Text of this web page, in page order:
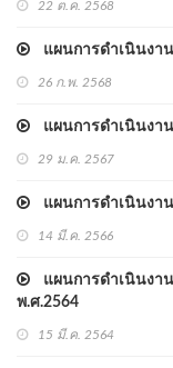
22 ต.ค. 2568
แผนการดำเนินงา
26 ก.พ. 2568
แผนการดำเนินงา
29 ม.ค. 2567
แผนการดำเนินงา
14 มี.ค. 2566
แผนการดำเนินงา
พ.ศ.2564
15 มี.ค. 2564